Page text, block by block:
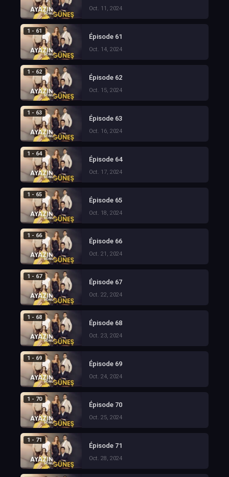
Oct. 11, 2024
1 - 61
Épisode 61
Oct. 14, 2024
1 - 62
Épisode 62
Oct. 15, 2024
1 - 63
Épisode 63
Oct. 16, 2024
1 - 64
Épisode 64
Oct. 17, 2024
1 - 65
Épisode 65
Oct. 18, 2024
1 - 66
Épisode 66
Oct. 21, 2024
1 - 67
Épisode 67
Oct. 22, 2024
1 - 68
Épisode 68
Oct. 23, 2024
1 - 69
Épisode 69
Oct. 24, 2024
1 - 70
Épisode 70
Oct. 25, 2024
1 - 71
Épisode 71
Oct. 28, 2024